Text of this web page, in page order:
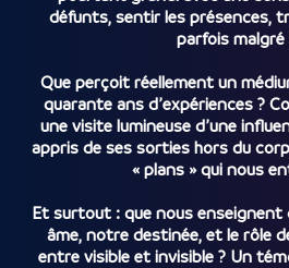
défunts, sentir les présences,
parfois malgré
Que perçoit réellement un
quarante ans d’expériences ?
une visite lumineuse d’une
appris de ses sorties hors du
« plans » qui nous
Et surtout : que nous
âme, notre destinée, et le rôle
entre visible et invisible ? Un